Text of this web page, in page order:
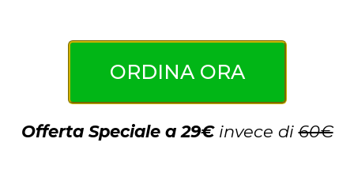
ORDINA ORA
Offerta Speciale a 29€invece di60€